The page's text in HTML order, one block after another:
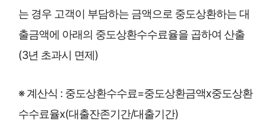
는 경우 고객이 부담하는 금액으로 중도상환하는 대
출금액에 아래의 중도상환수수료율을 곱하여 산출
(3년 초과시 면제)
※ 계산식 : 중도상환수수료=중도상환금액x중도상환
수수료율x(대출잔존기간/대출기간)